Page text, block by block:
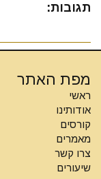
תגובות:
מפת האתר
ראשי
אודותינו
קורסים
מאמרים
צרו קשר
שיעורים